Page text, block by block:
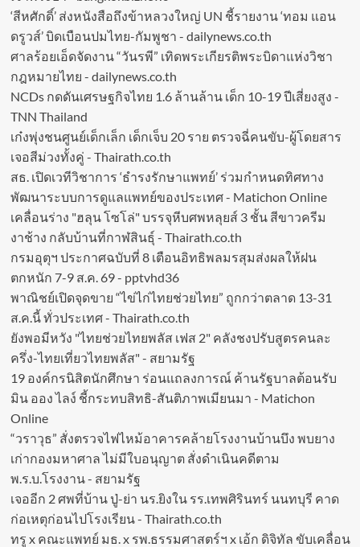
‘สีหศักดิ์’ ส่งหนังสือถึงข้าหลวงใหญ่ UN ชี้รายงาน ‘ทอม แอน
ดรูวส์’ บิดเบือนปมไทย-กัมพูชา - dailynews.co.th
ศาลร้อยเอ็ดจัดงาน “วันรพี” เทิดพระเกียรติพระบิดาแห่งวิชา
กฎหมายไทย - dailynews.co.th
NCDs กดดันเศรษฐกิจไทย 1.6 ล้านล้าน เด็ก 10-19 ปีเสี่ยงสูง -
TNN Thailand
เก๋งพุ่งชนศูนย์เด็กเล็ก เด็กเจ็บ 20 ราย ตรวจฉี่คนขับ-ผู้โดยสาร
เจอสีม่วงทั้งคู่ - Thairath.co.th
สธ. เปิดเวทีวิชาการ ‘ธำรงรักษาแพทย์’ ร่วมกำหนดทิศทาง
พัฒนาระบบการดูแลแพทย์ของประเทศ - Matichon Online
เคลื่อนร่าง "ฮลุน โซโล่" บรรจุหีบศพหลุยส์ 3 ชั้น สีขาวครีม
งาช้าง กลับบ้านที่กาฬสินธุ์ - Thairath.co.th
กรมอุตุฯ ประกาศฉบับที่ 8 เตือนอิทธิพลมรสุมส่งผลให้ฝน
ตกหนัก 7-9 ส.ค. 69 - pptvhd36
พาณิชย์เปิดจุดขาย “ไข่ไก่ไทยช่วยไทย” ถูกกว่าตลาด 13-31
ส.ค.นี้ ทั่วประเทศ - Thairath.co.th
ยังพอมีหวัง "ไทยช่วยไทยพลัส เฟส 2" คลังชงปรับสูตรคนละ
ครึ่ง-ไทยเที่ยวไทยพลัส" - สยามรัฐ
19 องค์กรนิสิตนักศึกษา ร่อนแถลงการณ์ ค้านรัฐบาลต้อนรับ
มิน ออง ไลง์ ชี้กระทบสิทธิ-สันติภาพเมียนมา - Matichon
Online
“วราวุธ” สั่งตรวจไฟไหม้อาคารคล้ายโรงงานบ้านบึง พบยาง
เก่ากองมหาศาล ไม่มีใบอนุญาต สั่งดำเนินคดีตาม
พ.ร.บ.โรงงาน - สยามรัฐ
เจออีก 2 ศพที่บ้าน ปู่-ย่า นร.ยิงใน รร.เทพศิรินทร์ นนทบุรี คาด
ก่อเหตุก่อนไปโรงเรียน - Thairath.co.th
ทรู x คณะแพทย์ มธ. x รพ.ธรรมศาสตร์ฯ x เอ้ก ดิจิทัล ขับเคลื่อน